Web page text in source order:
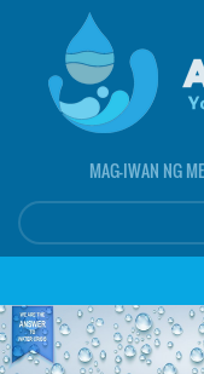
MAG-IWAN NG